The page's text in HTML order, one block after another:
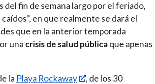
del fin de semana largo por el feriado,
en que realmente se dará el
que en la anterior temporada
una crisis de salud públicaque apenas
la Playa Rockaway
, de los 30